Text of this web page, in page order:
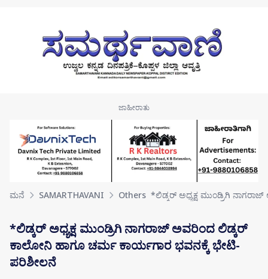
ಮನೆ SAMARTHAVANI Others *ಲಿಡ್ಕರ್ ಅಧ್ಯಕ್ಷ ಮುಂಡ್ರಿಗಿ
*ಲಿಡ್ಕರ್ ಅಧ್ಯಕ್ಷ ಮುಂಡ್ರಿಗಿ ನಾಗರಾಜ್ ಅವರಿಂದ ಲಿಡ್ಕರ್
ಕಾಲೋನಿ ಹಾಗೂ ಚರ್ಮ ಕಾರ್ಯಗಾರ ಭವನಕ್ಕೆ ಭೇಟಿ-
ಪರಿಶೀಲನೆ